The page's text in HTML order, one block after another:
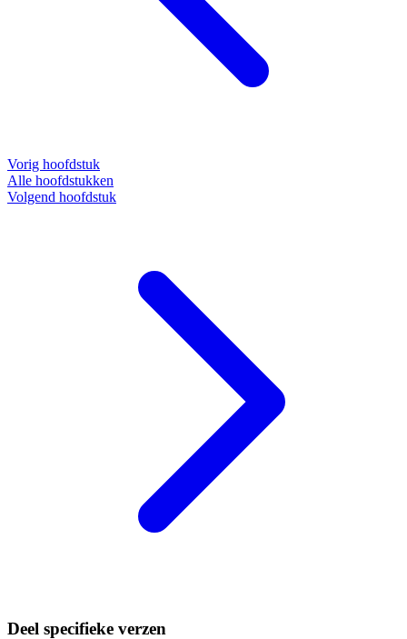
Vorig hoofdstuk
Alle hoofdstukken
Volgend hoofdstuk
Deel specifieke verzen